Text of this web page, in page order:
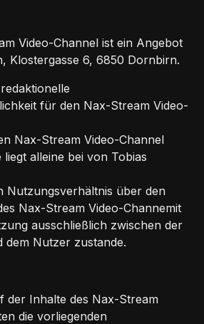
Video-Channel ist ein Angebot
Klostergasse 6, 6850 Dornbirn.
für den Nax-Stream Video-
Nax-Stream Video-Channel
alleine bei von Tobias
Nutzungsverhältnis über den
Nax-Stream Video-Channemit
ausschließlich zwischen der
dem Nutzer zustande.
der Inhalte des Nax-Stream
die vorliegenden